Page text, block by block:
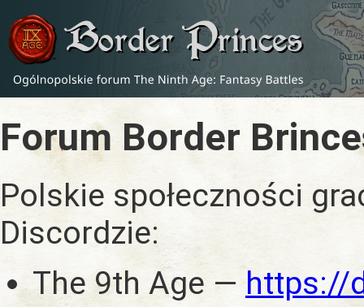
Forum Border
Polskie społeczności
Discordzie:
The 9th Age —https://